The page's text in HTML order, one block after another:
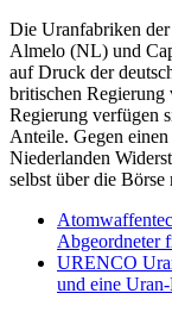
Die Uranfabriken
Almelo (NL) und
auf Druck der
britischen Regierung
Regierung verfügen
Anteile. Gegen
Niederlanden
selbst über die Börse
Abgeordneter
URENCO
und eine